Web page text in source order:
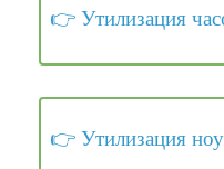
Утилизация
Утилизация